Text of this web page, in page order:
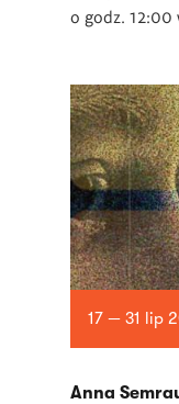
o godz. 12:00
17 — 31 lip
Anna